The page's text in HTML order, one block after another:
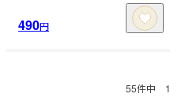
490円
55件中 1